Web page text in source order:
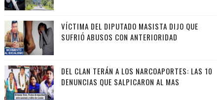
VÍCTIMA DEL DIPUTADO MASISTA DIJO QUE
SUFRIÓ ABUSOS CON ANTERIORIDAD
DEL CLAN TERÁN A LOS NARCOAPORTES: LAS 10
DENUNCIAS QUE SALPICARON AL MAS